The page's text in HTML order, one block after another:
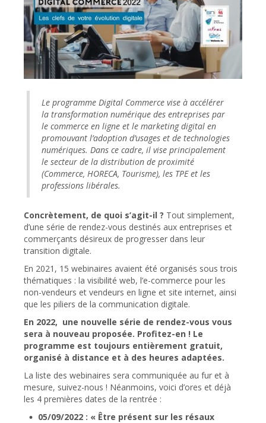
Le programme Digital Commerce vise à accélérer
la transformation numérique des entreprises par
le commerce en ligne et le marketing digital en
promouvant l’adoption d’usages et de technologies
numériques. Dans ce cadre, il vise principalement
le secteur de la distribution de proximité
(Commerce, HORECA, Tourisme), les TPE et les
professions libérales.
Concrètement, de quoi s’agit-il ? Tout simplement,
d’une série de rendez-vous destinés aux entreprises et
commerçants désireux de progresser dans leur
transition digitale.
En 2021, 15 webinaires avaient été organisés sous trois
thématiques : la visibilité web, l’e-commerce pour les
non-vendeurs et vendeurs en ligne et site internet, ainsi
que les piliers de la communication digitale.
En 2022, une nouvelle série de rendez-vous vous
sera à nouveau proposée. Profitez-en ! Le
programme est toujours entièrement gratuit,
organisé à distance et à des heures adaptées.
La liste des webinaires sera communiquée au fur et à
mesure, suivez-nous ! Néanmoins, voici d’ores et déjà
les 4 premières dates de la rentrée :
05/09/2022 : « Être présent sur les résaux